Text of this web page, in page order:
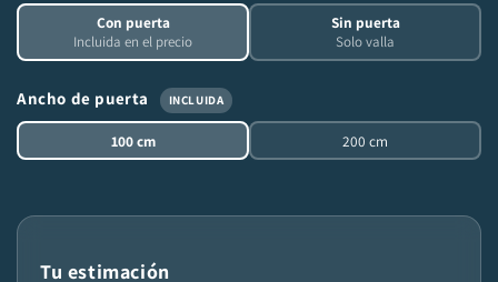
Con puerta
Incluida en el precio
Sin puerta
Solo valla
Ancho de puerta INCLUIDA
100 cm 200 cm
Tu estimación